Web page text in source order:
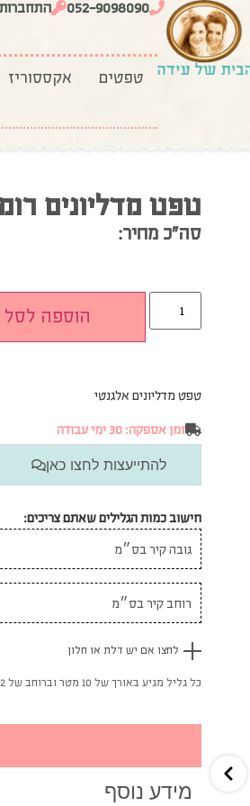
052-9098090 התחברות
טפטים אקססוריז
טפט מדליונים
סה”כ מחיר:
הוספה לסל
טפט מדליונים אלגנטי
זמן אספקה: 30 ימי עבודה
להתייעצות לחצו כאן
חישוב כמות הגלילים שאתם צריכים:
לחצו אם יש דלת או חלון
כל גליל מגיע באורך של 10 מטר וברוחב של 52 ס"מ
מידע נוסף